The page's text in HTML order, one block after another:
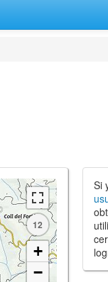
12
+
−
Si